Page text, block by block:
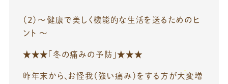
（２）～健康で美しく機能的な生活を送るためのヒ
ント ～
★★★「冬の痛みの予防」★★★
昨年末から、お怪我（強い痛み）をする方が大変増